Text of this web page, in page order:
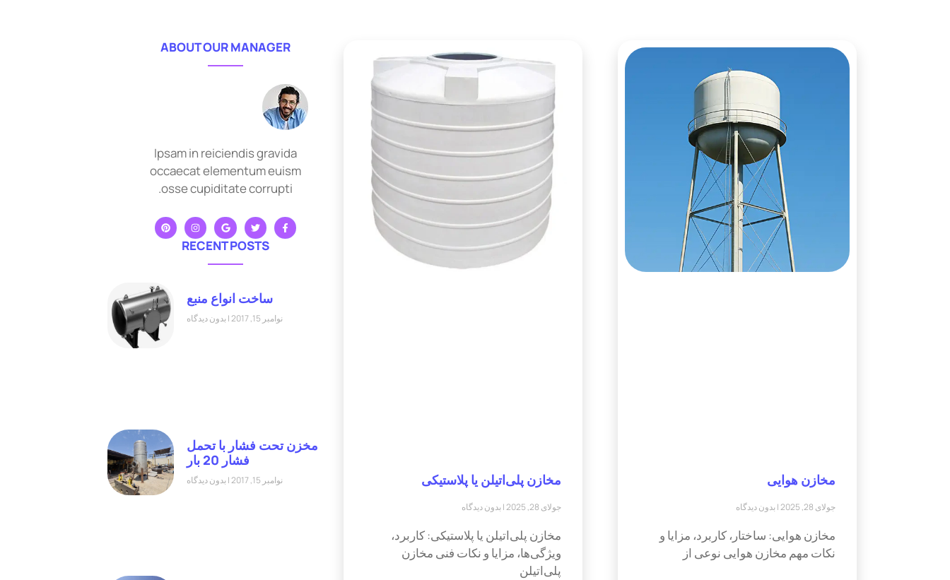
مخازن هوایی
جولای 28, 2025 بدون دیدگاه
مخازن هوایی: ساختار، کاربرد، مزایا و
نکات مهم مخازن هوایی نوعی از
مخازن پلی‌اتیلن یا پلاستیکی
جولای 28, 2025 بدون دیدگاه
مخازن پلی‌اتیلن یا پلاستیکی: کاربرد،
ویژگی‌ها، مزایا و نکات فنی مخازن
پلی‌اتیلن
ABOUT OUR MANAGER
Ipsam in reiciendis gravida
occaecat elementum euism
osse cupiditate corrupti.
RECENT POSTS
ساخت انواع منبع
نوامبر 15, 2017 بدون دیدگاه
مخزن تحت فشار با تحمل
فشار 20 بار
نوامبر 15, 2017 بدون دیدگاه